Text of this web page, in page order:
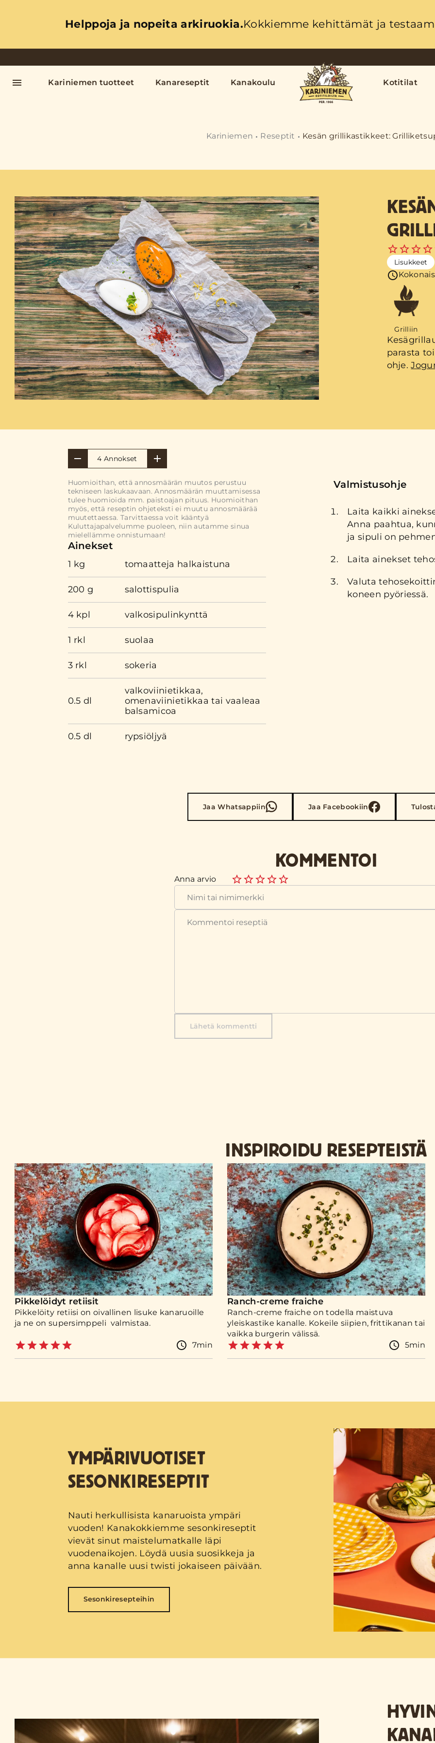
Helppoja ja nopeita arkiruokia.Kokkiemme kehittämät ja
Kariniemen tuotteet Kanareseptit Kanakoulu Kotitilat
Kariniemen Reseptit Kesän grillikastikkeet:
Lisukkeet
Grilliin
parasta
ohje.
4 Annokset
Huomioithan, että annosmäärän muutos perustuu
tekniseen laskukaavaan. Annosmäärän muuttamisessa
tulee huomioida mm. paistoajan pituus. Huomioithan
myös, että reseptin ohjeteksti ei muutu annosmäärää
muutettaessa. Tarvittaessa voit kääntyä
Kuluttajapalvelumme puoleen, niin autamme sinua
mielellämme onnistumaan!
Ainekset
1 kg tomaatteja halkaistuna
200 g salottispulia
4 kpl valkosipulinkynttä
1 rkl suolaa
3 rkl sokeria
0.5 dl
valkoviinietikkaa,
omenaviinietikkaa tai vaaleaa
balsamicoa
0.5 dl rypsiöljyä
Valmistusohje
Laita kaikki
Anna paahtua,
ja sipuli on
Laita ainekset
Valuta
koneen pyöriessä.
Jaa Whatsappiin Jaa Facebookiin
KOMMENTOI
Anna arvio
Lähetä kommentti
INSPIROIDU RESEPTEISTÄ
Pikkelöidyt retiisit
Pikkelöity retiisi on oivallinen lisuke kanaruoille
ja ne on supersimppeli valmistaa.
7min
Ranch-creme fraiche
Ranch-creme fraiche on todella maistuva
yleiskastike kanalle. Kokeile siipien, frittikanan tai
vaikka burgerin välissä.
5min
YMPÄRIVUOTISET
SESONKIRESEPTIT
Nauti herkullisista kanaruoista ympäri
vuoden! Kanakokkiemme sesonkireseptit
vievät sinut maistelumatkalle läpi
vuodenaikojen. Löydä uusia suosikkeja ja
anna kanalle uusi twisti jokaiseen päivään.
Sesonkiresepteihin